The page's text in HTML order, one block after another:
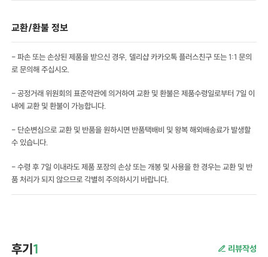
교환/환불 정보
- 파손 또는 손상된 제품을 받으신 경우, 델리샵 카카오톡 플러스친구 또는 1:1 문의
로 문의해 주십시오.
- 공정거래 위원회의 표준약관에 의거하여 교환 및 환불은 제품수령일로부터 7일 이
내에 교환 및 환불이 가능합니다.
- 단순변심으로 교환 및 반품을 원하시면 반품택배비 및 왕복 해외배송료가 발생할
수 있습니다.
- 수령 후 7일 이내라도 제품 포장의 손상 또는 개봉 및 사용을 한 경우는 교환 및 반
품 처리가 되지 않으므로 각별히 주의하시기 바랍니다.
후기1 리뷰작성